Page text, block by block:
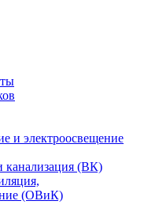
и электроосвещение
канализация (ВК)
(ОВиК)